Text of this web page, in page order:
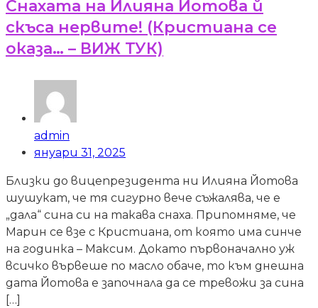
Снахата на Илияна Йотова й
скъса нервите! (Кристиана се
оказа… – ВИЖ ТУК)
admin
януари 31, 2025
Близки до вицепрезидента ни Илияна Йотова
шушукат, че тя сигурно вече съжалява, че е
„дала“ сина си на такава снаха. Припомняме, че
Марин се взе с Кристиана, от която има синче
на годинка – Максим. Докато първоначално уж
всичко вървеше по масло обаче, то към днешна
дата Йотова е започнала да се тревожи за сина
[…]